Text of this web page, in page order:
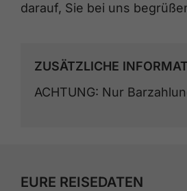
darauf, Sie bei uns
ZUSÄTZLICHE
ACHTUNG: Nur
EURE REISEDATEN